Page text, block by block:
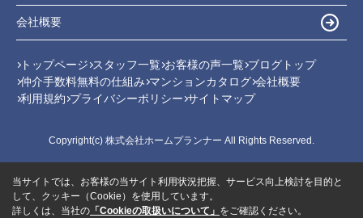
会社概要
トップページ スタッフ一覧 お客様の声一覧 ブログトップ
仲介手数料無料の仕組み マンションカタログ 会社概要
利用規約 プライバシーポリシー サイトマップ
Copyright(c) 株式会社ホームプランナー All Rights Reserved.
当サイトでは、お客様の当サイト利用状況把握、サービス向上検討を目的と
して、クッキー（Cookie）を使用しています。
詳しくは、当社の 「Cookieの取扱いについて」 をご確認ください。